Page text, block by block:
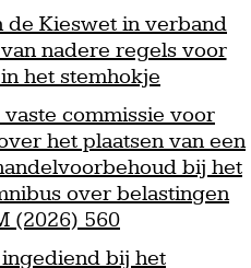
de Kieswet in verband
nadere regels voor
het stemhokje
commissie voor
het plaatsen van een
bij het
over belastingen
(2026) 560
bij het